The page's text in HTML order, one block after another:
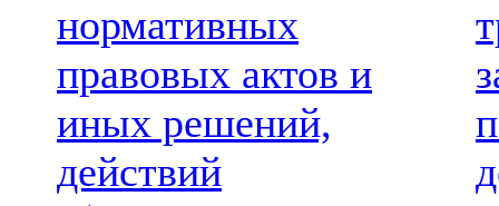
нормативных
правовых актов и
иных решений,
действий